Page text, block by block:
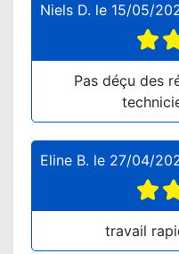
Niels D. le 15/05/
Pas déçu des
Eline B. le 27/04/
travail